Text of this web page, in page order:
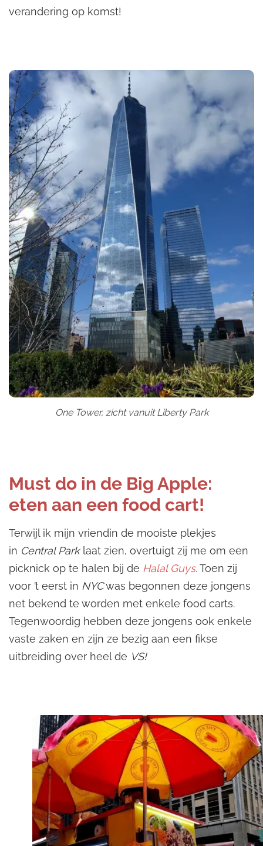
verandering op komst!
One Tower, zicht vanuit Liberty Park
Must do in de Big Apple:
eten aan een food cart!
Terwijl ik mijn vriendin de mooiste plekjes
in Central Parklaat zien, overtuigt zij me om een
picknick op te halen bij de Halal Guys.Toen zij
voor ’t eerst in NYCwas begonnen deze jongens
net bekend te worden met enkele food carts.
Tegenwoordig hebben deze jongens ook enkele
vaste zaken en zijn ze bezig aan een fikse
uitbreiding over heel de VS!